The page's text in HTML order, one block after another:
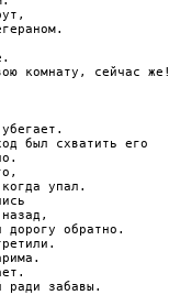
комнату, сейчас же!
был схватить его
упал.
дорогу обратно.
ради забавы.